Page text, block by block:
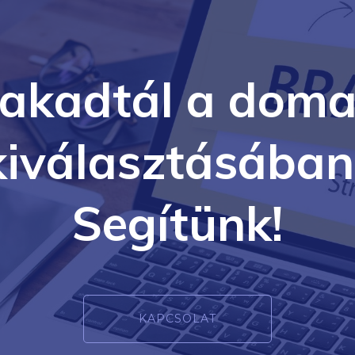
a
Segítünk!
KAPCSOLAT